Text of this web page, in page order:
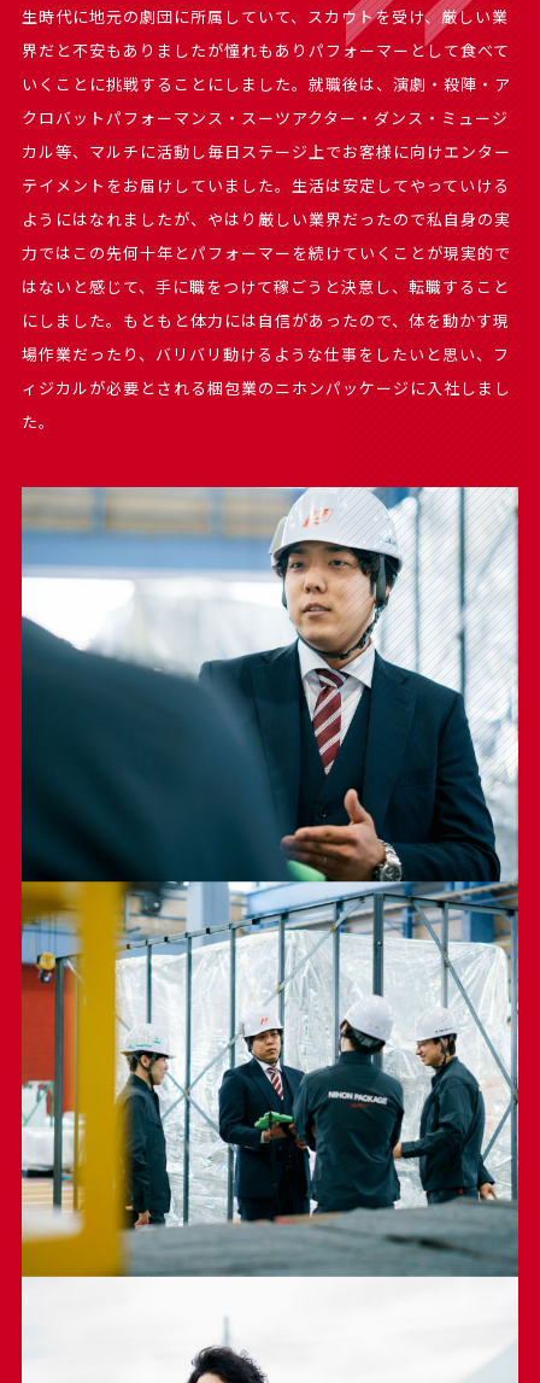
生時代に地元の劇団に所属していて、スカウトを受け、厳しい業
界だと不安もありましたが憧れもありパフォーマーとして食べて
いくことに挑戦することにしました。就職後は、演劇・殺陣・ア
クロバットパフォーマンス・スーツアクター・ダンス・ミュージ
カル等、マルチに活動し毎日ステージ上でお客様に向けエンター
テイメントをお届けしていました。生活は安定してやっていける
ようにはなれましたが、やはり厳しい業界だったので私自身の実
力ではこの先何十年とパフォーマーを続けていくことが現実的で
はないと感じて、手に職をつけて稼ごうと決意し、転職すること
にしました。もともと体力には自信があったので、体を動かす現
場作業だったり、バリバリ動けるような仕事をしたいと思い、フ
ィジカルが必要とされる梱包業のニホンパッケージに入社しまし
た。